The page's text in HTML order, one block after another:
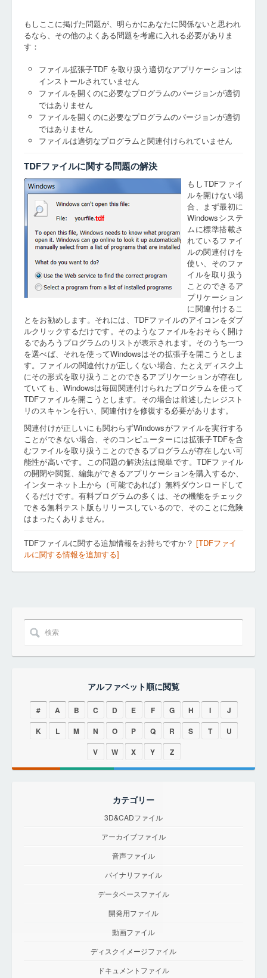
もしここに掲げた問題が、明らかにあなたに関係ないと思われ
るなら、その他のよくある問題を考慮に入れる必要がありま
す：
ファイル拡張子TDF を取り扱う適切なアプリケーションは
インストールされていません
ファイルを開くのに必要なプログラムのバージョンが適切
ではありません
ファイルを開くのに必要なプログラムのバージョンが適切
ではありません
ファイルは適切なプログラムと関連付けられていません
TDFファイルに関する問題の解決
tdf
もしTDFファイ
ルを開けない場
合、まず最初に
Windowsシステ
ムに標準搭載さ
れているファイ
ルの関連付けを
使い、そのファ
イルを取り扱う
ことのできるア
プリケーション
に関連付けるこ
とをお勧めします。それには、TDFファイルのアイコンをダブ
ルクリックするだけです。そのようなファイルをおそらく開け
るであろうプログラムのリストが表示されます。そのうち一つ
を選べば、それを使ってWindowsはその拡張子を開こうとしま
す。ファイルの関連付けが正しくない場合、たとえディスク上
にその形式を取り扱うことのできるアプリケーションが存在し
ていても、Windowsは毎回関連付けられたプログラムを使って
TDFファイルを開こうとします。その場合は前述したレジスト
リのスキャンを行い、関連付けを修復する必要があります。
関連付けが正しいにも関わらずWindowsがファイルを実行する
ことができない場合、そのコンピューターには拡張子TDFを含
むファイルを取り扱うことのできるプログラムが存在しない可
能性が高いです。この問題の解決法は簡単です。TDFファイル
の開閉や閲覧、編集ができるアプリケーションを購入するか、
インターネット上から（可能であれば）無料ダウンロードして
くるだけです。有料プログラムの多くは、その機能をチェック
できる無料テスト版もリリースしているので、そのことに危険
はまったくありません。
TDFファイルに関する追加情報をお持ちですか？ [TDFファイ
ルに関する情報を追加する]
アルファベット順に閲覧
# A B C D E F G H I
J
K
L M N O P Q R S T
U
V
W X Y Z
カテゴリー
3D&CADファイル
アーカイブファイル
音声ファイル
バイナリファイル
データベースファイル
開発用ファイル
動画ファイル
ディスクイメージファイル
ドキュメントファイル